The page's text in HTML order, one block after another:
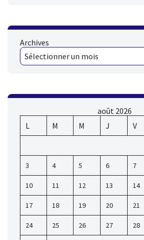
Archives
août 2026
L
M M J V
3 4 5 6 7
10 11 12 13 14
17 18 19 20 21
24 25 26 27 28